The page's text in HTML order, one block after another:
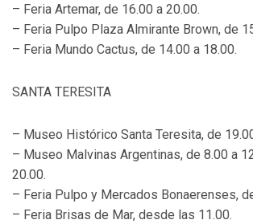
– Feria Artemar, de 16.00 a 20.00.
– Feria Pulpo Plaza Almirante Brown, de
– Feria Mundo Cactus, de 14.00 a 18.00.
SANTA TERESITA
– Museo Histórico Santa Teresita, de
– Museo Malvinas Argentinas, de 8.00 a
20.00.
– Feria Pulpo y Mercados Bonaerenses,
– Feria Brisas de Mar, desde las 11.00.